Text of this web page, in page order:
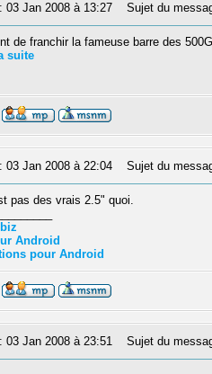
03 Jan 2008 à 13:27 Sujet du
de franchir la fameuse barre des
suite
03 Jan 2008 à 22:04 Sujet du
pas des vrais 2.5" quoi.
Android
pour Android
03 Jan 2008 à 23:51 Sujet du